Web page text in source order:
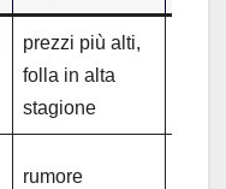
prezzi più alti,
folla in alta
stagione
rumore